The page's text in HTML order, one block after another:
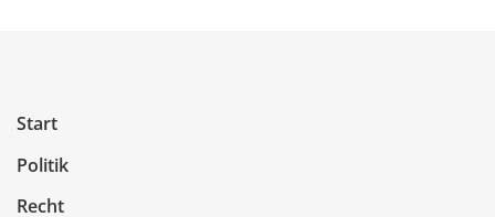
Start
Politik
Recht